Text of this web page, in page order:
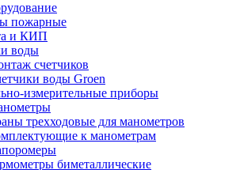
пожарные
и КИП
воды
счетчиков
воды Groen
измерительные приборы
трехходовые для манометров
к манометрам
биметаллические